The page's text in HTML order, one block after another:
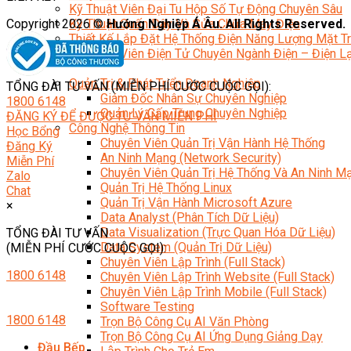
Kỹ Thuật Viên Đại Tu Hộp Số Tự Động Chuyên Sâu
Kỹ Thuật Quấn Dây Và Sửa Chữa Máy Điện
Thiết Kế Lắp Đặt Hệ Thống Điện Năng Lượng Mặt
Kỹ Thuật Viên Điện Tử Chuyên Ngành Điện – Điện
Ngành Khác
Quản Trị & Phát Triển Doanh Nghiệp
Giám Đốc Nhân Sự Chuyên Nghiệp
Quản Lý Cấp Trung Chuyên Nghiệp
Công Nghệ Thông Tin
Chuyên Viên Quản Trị Vận Hành Hệ Thống
An Ninh Mạng (Network Security)
Chuyên Viên Quản Trị Hệ Thống Và An Ninh
Quản Trị Hệ Thống Linux
Quản Trị Vận Hành Microsoft Azure
Data Analyst (Phân Tích Dữ Liệu)
Data Visualization (Trực Quan Hóa Dữ Liệu)
Data System (Quản Trị Dữ Liệu)
Chuyên Viên Lập Trình (Full Stack)
Chuyên Viên Lập Trình Website (Full Stack)
Chuyên Viên Lập Trình Mobile (Full Stack)
Software Testing
Trọn Bộ Công Cụ AI Văn Phòng
Trọn Bộ Công Cụ AI Ứng Dụng Giảng Dạy
Copyright 2026 ©Hướng Nghiệp Á Âu. All Rights Reserved.
TỔNG ĐÀI TƯ VẤN (MIỄN PHÍ CƯỚC CUỘC GỌI):
1800 6148
ĐĂNG KÝ ĐỂ ĐƯỢC TƯ VẤN MIỄN PHÍ
Học Bổng
Đăng Ký
Miễn Phí
Zalo
Chat
×
TỔNG ĐÀI TƯ VẤN
(MIỄN PHÍ CƯỚC CUỘC GỌI):
1800 6148
1800 6148
Đầu Bếp